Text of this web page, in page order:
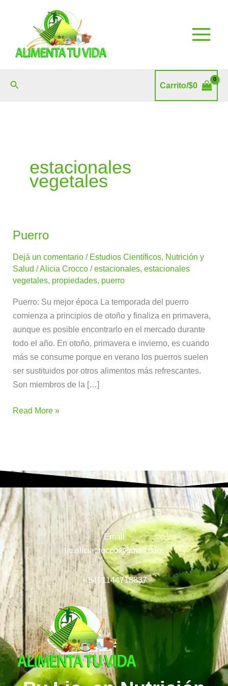
Buscar Carrito/$0
estacionales
vegetales
Puerro
Dejá un comentario / Estudios Científicos, Nutrición y
Salud /Alicia Crocco/estacionales,estacionales
vegetales, propiedades, puerro
Puerro: Su mejor época La temporada del puerro
comienza a principios de otoño y finaliza en primavera,
aunque es posible encontrarlo en el mercado durante
todo el año. En otoño, primavera e invierno, es cuando
más se consume porque en verano los puerros suelen
ser sustituidos por otros alimentos más refrescantes.
Son miembros de la […]
Puerro
Read More »
Email
lic.aliciacrocco@gmail.com
+ 5491144718837